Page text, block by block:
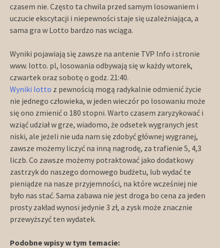
czasem nie. Często ta chwila przed samym losowaniem i
uczucie ekscytacji i niepewności staje się uzależniająca, a
sama gra w Lotto bardzo nas wciąga.
Wyniki pojawiają się zawsze na antenie TVP Info i stronie
www. lotto. pl, losowania odbywają się w każdy wtorek,
czwartek oraz sobotę o godz. 21:40.
Wyniki lotto z pewnością mogą radykalnie odmienić życie
nie jednego człowieka, w jeden wieczór po losowaniu może
się ono zmienić o 180 stopni. Warto czasem zaryzykować i
wziąć udział w grze, wiadomo, że odsetek wygranych jest
niski, ale jeżeli nie uda nam się zdobyć głównej wygranej,
zawsze możemy liczyć na inną nagrodę, za trafienie 5, 4,3
liczb. Co zawsze możemy potraktować jako dodatkowy
zastrzyk do naszego domowego budżetu, lub wydać te
pieniądze na nasze przyjemności, na które wcześniej nie
było nas stać. Sama zabawa nie jest droga bo cena za jeden
prosty zakład wynosi jedynie 3 zł, a zysk może znacznie
przewyższyć ten wydatek.
Podobne wpisy w tym temacie: